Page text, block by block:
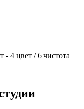
- 4 цвет / 6 чистота